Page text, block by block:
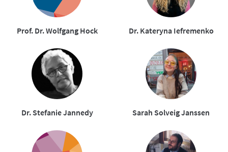
Prof. Dr. Wolfgang Hock Dr. Kateryna Iefremenko
Dr. Stefanie Jannedy Sarah Solveig Janssen